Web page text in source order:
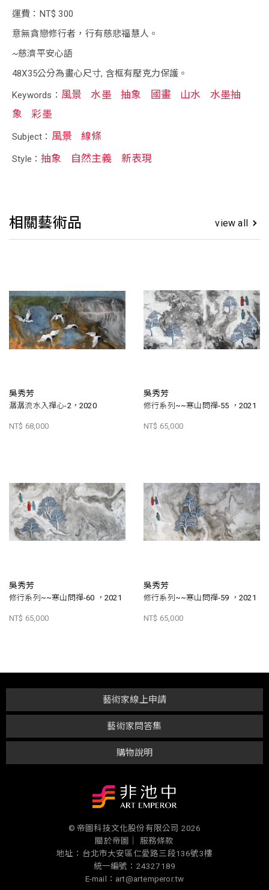
運費：NT$ 300
意無貪戀修行者，行有慈悲福慧人。
~慈濟平安心語
48X35公分為畫心尺寸, 含框有壓克力保護。
Keywords： 風景 水墨 抽象 國畫 山水
水墨抽
象
彩墨
Subject： 風景 線條
Style：抽象 自然主義 新表現
相關藝術品 view all
吳秀芳
潺潺流水入禪心-2，2020
NT$ 68,000
吳秀芳
修行系列~~寒山問禪-55 ，2021
NT$ 65,000
吳秀芳
修行系列~~寒山問禪-60 ，2021
NT$ 65,000
吳秀芳
修行系列~~寒山問禪-59 ，2021
NT$ 65,000
購物說明
藝術家問答集
藝術家線上申請
© 帝圖科技文化股份有限公司 2026
關於帝圖｜
服務條款
地址：台北市大安區仁愛路三段136號3樓
統一編號：24327189
E-mail：art@artemperor.tw